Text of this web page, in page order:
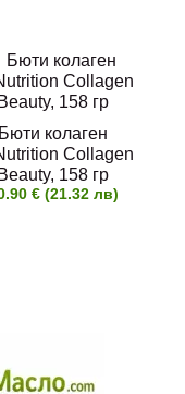
Бюти колаген
Collagen
Beauty, 158 гр
€ (21.32 лв)